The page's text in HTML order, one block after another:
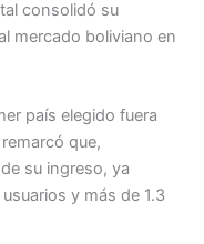
consolidó su
mercado boliviano en
país elegido fuera
que,
su ingreso, ya
y más de 1.3